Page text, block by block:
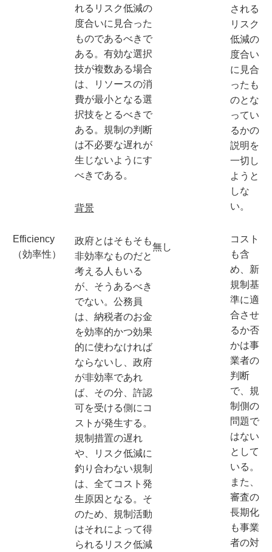
Efficiency
（効率性）
れるリスク低減の
度合いに見合った
ものであるべきで
ある。有効な選択
技が複数ある場合
は、リソースの消
費が最小となる選
択技をとるべきで
ある。規制の判断
は不必要な遅れが
生じないようにす
べきである。
背景
政府とはそもそも
非効率なものだと
考える人もいる
が、そうあるべき
でない。公務員
は、納税者のお金
を効率的かつ効果
的に使わなければ
ならないし、政府
が非効率であれ
ば、その分、許認
可を受ける側にコ
ストが発生する。
規制措置の遅れ
や、リスク低減に
釣り合わない規制
は、全てコスト発
生原因となる。そ
のため、規制活動
はそれによって得
られるリスク低減
無し
される
リスク
低減の
度合い
に見合
ったも
のとな
ってい
るかの
説明を
一切し
ようと
しな
い。
コスト
も含
め、新
規制基
準に適
合させ
るか否
かは事
業者の
判断
で、規
制側の
問題で
はない
として
いる。
また、
審査の
長期化
も事業
者の対